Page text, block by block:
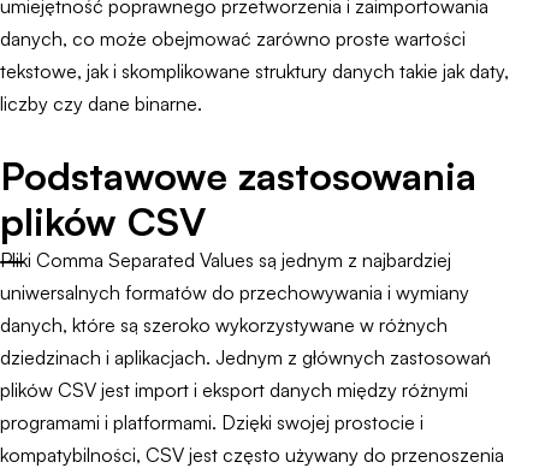
umiejętność poprawnego przetworzenia i zaimportowania
danych, co może obejmować zarówno proste wartości
tekstowe, jak i skomplikowane struktury danych takie jak daty,
liczby czy dane binarne.
Podstawowe zastosowania
plików CSV
Pliki Comma Separated Values są jednym z najbardziej
uniwersalnych formatów do przechowywania i wymiany
danych, które są szeroko wykorzystywane w różnych
dziedzinach i aplikacjach. Jednym z głównych zastosowań
plików CSV jest import i eksport danych między różnymi
programami i platformami. Dzięki swojej prostocie i
kompatybilności, CSV jest często używany do przenoszenia